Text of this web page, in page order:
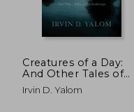
Creatures of a Day:
And Other Tales of
Psychotherapy (en
Inglés)
Irvin D. Yalom